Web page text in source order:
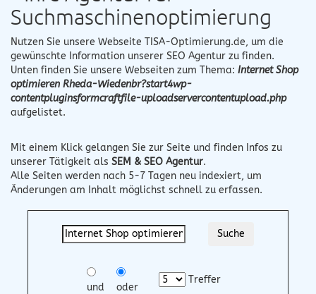
Suchmaschinenoptimierung
Nutzen Sie unsere Webseite TISA-Optimierung.de, um die
gewünschte Information unserer SEO Agentur zu finden.
Unten finden Sie unsere Webseiten zum Thema: Internet Shop
optimieren Rheda-Wiedenbr?start4wp-
contentpluginsformcraftfile-uploadservercontentupload.php
aufgelistet.
Mit einem Klick gelangen Sie zur Seite und finden Infos zu
unserer Tätigkeit als SEM & SEO Agentur.
Alle Seiten werden nach 5-7 Tagen neu indexiert, um
Änderungen am Inhalt möglichst schnell zu erfassen.
und oder
Treffer